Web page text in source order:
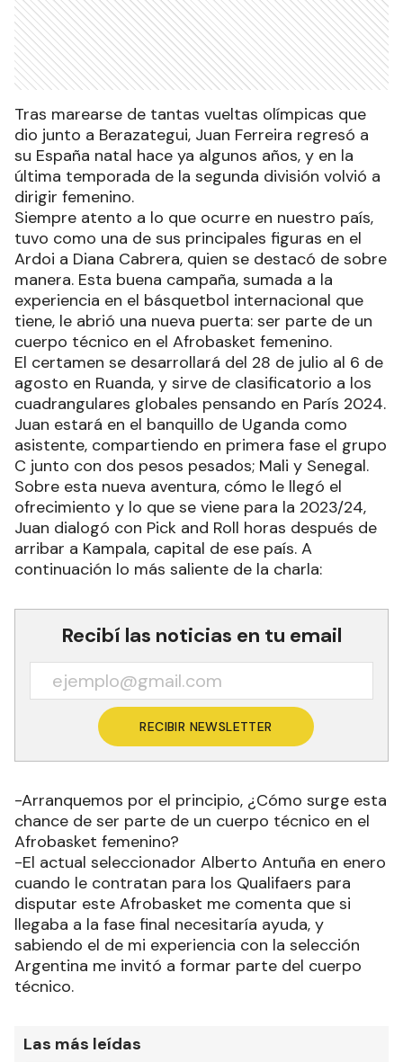
Tras marearse de tantas vueltas olímpicas que
dio junto a Berazategui, Juan Ferreira regresó a
su España natal hace ya algunos años, y en la
última temporada de la segunda división volvió a
dirigir femenino.
Siempre atento a lo que ocurre en nuestro país,
tuvo como una de sus principales figuras en el
Ardoi a Diana Cabrera, quien se destacó de sobre
manera. Esta buena campaña, sumada a la
experiencia en el básquetbol internacional que
tiene, le abrió una nueva puerta: ser parte de un
cuerpo técnico en el Afrobasket femenino.
El certamen se desarrollará del 28 de julio al 6 de
agosto en Ruanda, y sirve de clasificatorio a los
cuadrangulares globales pensando en París 2024.
Juan estará en el banquillo de Uganda como
asistente, compartiendo en primera fase el grupo
C junto con dos pesos pesados; Mali y Senegal.
Sobre esta nueva aventura, cómo le llegó el
ofrecimiento y lo que se viene para la 2023/24,
Juan dialogó con Pick and Roll horas después de
arribar a Kampala, capital de ese país. A
continuación lo más saliente de la charla:
Recibí las noticias en tu email
RECIBIR NEWSLETTER
-Arranquemos por el principio, ¿Cómo surge esta
chance de ser parte de un cuerpo técnico en el
Afrobasket femenino?
-El actual seleccionador Alberto Antuña en enero
cuando le contratan para los Qualifaers para
disputar este Afrobasket me comenta que si
llegaba a la fase final necesitaría ayuda, y
sabiendo el de mi experiencia con la selección
Argentina me invitó a formar parte del cuerpo
técnico.
Las más leídas